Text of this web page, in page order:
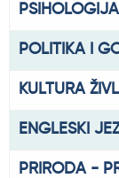
PSIHOLOGIJA
POLITIKA I
KULTURA
ENGLESKI
PRIRODA -